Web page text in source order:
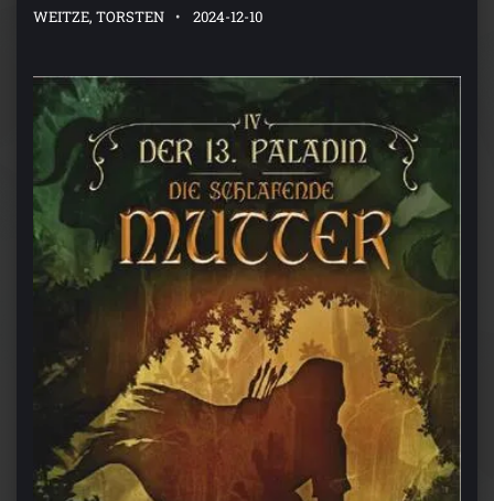
WEITZE, TORSTEN 2024-12-10